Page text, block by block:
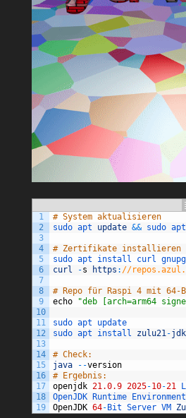
1
2
3
4
5
6
7
8
9
10
11
12
13
14
15
16
17
18
19
# System aktualisieren
sudo apt update && sudo apt
# Zertifikate installieren
sudo apt install curl gnupg
curl
-s https : //
# Repo für Raspi 4 mit 64-
echo
"deb [arch=arm64
sudo apt update
sudo apt install zulu21 -jdk
# Check:
java
--version
# Ergebnis:
openjdk 21.0.9 2025-10-21
OpenJDK Runtime Environment
OpenJDK 64-Bit Server VM